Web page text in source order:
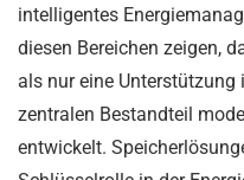
intelligentes
diesen Bereichen zeigen,
als nur eine
zentralen Bestandteil
entwickelt.